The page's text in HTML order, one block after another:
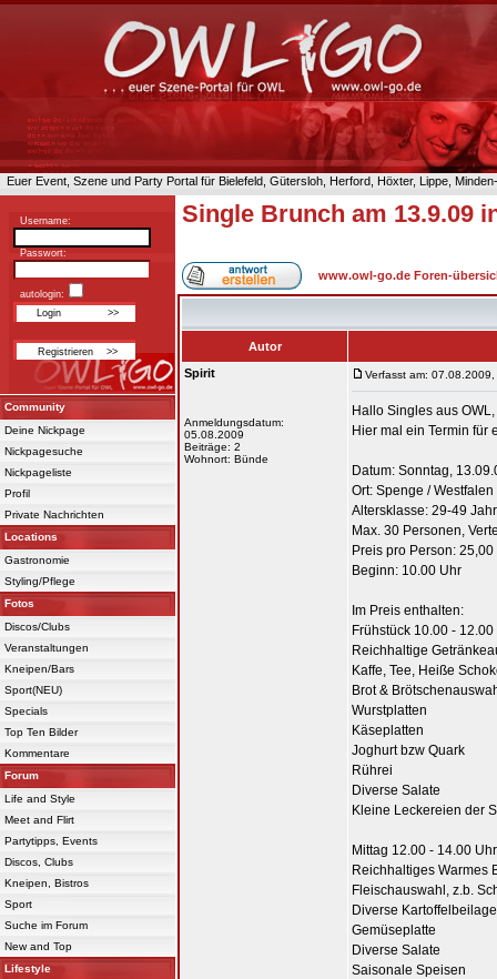
Euer Event, Szene und Party Portal für Bielefeld, Gütersloh, Herford, Höxter, Lippe,
Username:
Passwort:
autologin:
Community
Deine Nickpage
Nickpagesuche
Nickpageliste
Profil
Private Nachrichten
Locations
Gastronomie
Styling/Pflege
Fotos
Discos/Clubs
Veranstaltungen
Kneipen/Bars
Sport(NEU)
Specials
Top Ten Bilder
Kommentare
Forum
Life and Style
Meet and Flirt
Partytipps, Events
Discos, Clubs
Kneipen, Bistros
Sport
Suche im Forum
New and Top
Lifestyle
Single Brunch am 13.9.09
www.owl-go.de Foren-
Autor
Spirit
Anmeldungsdatum:
05.08.2009
Beiträge: 2
Wohnort: Bünde
Verfasst am:
Hallo Singles aus OWL,
Hier mal ein Termin für
Datum: Sonntag,
Ort: Spenge / Westfalen
Altersklasse: 29-49
Max. 30 Personen,
Preis pro Person: 25,00
Beginn: 10.00 Uhr
Im Preis enthalten:
Frühstück 10.00 - 12.00
Reichhaltige
Kaffe, Tee, Heiße
Brot &
Wurstplatten
Käseplatten
Joghurt bzw Quark
Rührei
Diverse Salate
Kleine Leckereien der
Mittag 12.00 - 14.00 Uhr
Reichhaltiges Warmes
Fleischauswahl, z.b.
Diverse
Gemüseplatte
Diverse Salate
Saisonale Speisen